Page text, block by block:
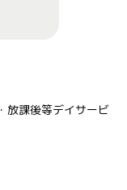
放課後等デイサービ